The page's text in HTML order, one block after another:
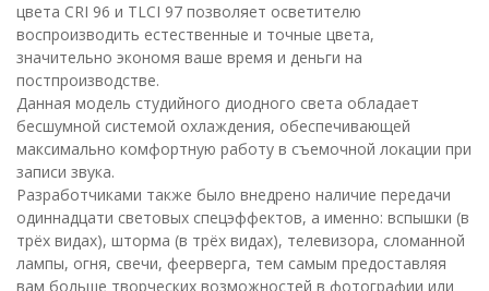
цвета CRI 96 и TLCI 97 позволяет осветителю
воспроизводить естественные и точные цвета,
значительно экономя ваше время и деньги на
постпроизводстве.
Данная модель студийного диодного света обладает
бесшумной системой охлаждения, обеспечивающей
максимально комфортную работу в съемочной локации при
записи звука.
Разработчиками также было внедрено наличие передачи
одиннадцати световых спецэффектов, а именно: вспышки (в
трёх видах), шторма (в трёх видах), телевизора, сломанной
лампы, огня, свечи, феерверга, тем самым предоставляя
вам больше творческих возможностей в фотографии или